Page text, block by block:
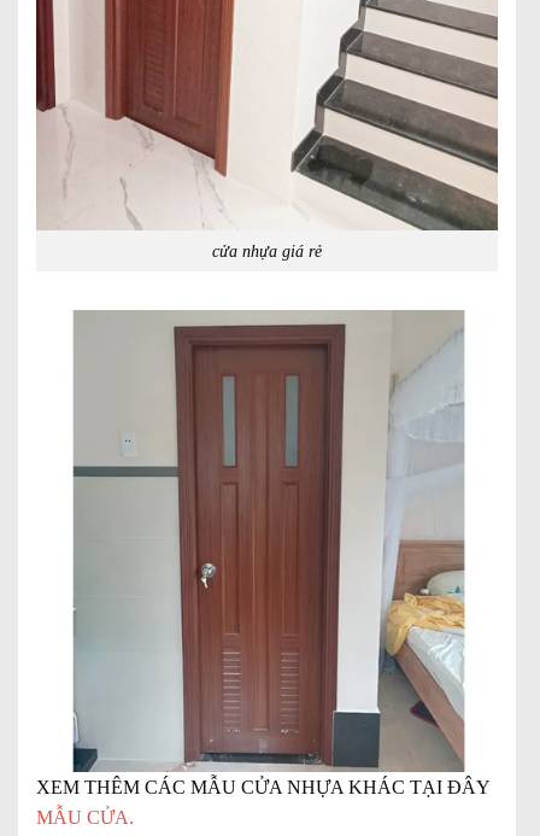
cửa nhựa giá rẻ
XEM THÊM CÁC MẪU CỬA NHỰA KHÁC TẠI ĐÂY
MẪU CỬA.